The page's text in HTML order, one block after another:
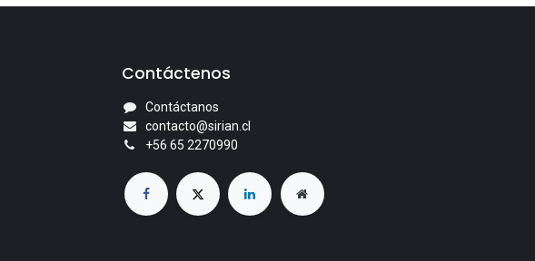
Contáctenos
Contáctanos
contacto@sirian.cl
+56 65 2270990